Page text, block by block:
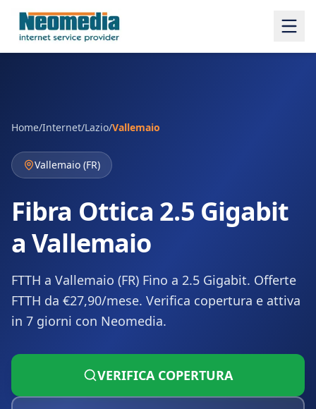
Home/Internet/Lazio/Vallemaio
Vallemaio (FR)
Fibra Ottica 2.5 Gigabit
a Vallemaio
FTTH a Vallemaio (FR) Fino a 2.5 Gigabit. Offerte
FTTH da €27,90/mese. Verifica copertura e attiva
in 7 giorni con Neomedia.
VERIFICA COPERTURA